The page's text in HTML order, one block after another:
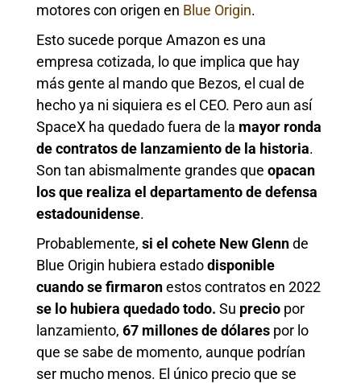
motores con origen en Blue Origin.
Esto sucede porque Amazon es una
empresa cotizada, lo que implica que hay
más gente al mando que Bezos, el cual de
hecho ya ni siquiera es el CEO. Pero aun así
SpaceX ha quedado fuera de la mayor ronda
de contratos de lanzamiento de la historia.
Son tan abismalmente grandes que opacan
los que realiza el departamento de defensa
estadounidense.
Probablemente, si el cohete New Glennde
Blue Origin hubiera estadodisponible
cuando se firmaronestos contratos en 2022
se lo hubiera quedado todo. Su precio por
lanzamiento, 67 millones de dólares por lo
que se sabe de momento, aunque podrían
ser mucho menos. El único precio que se